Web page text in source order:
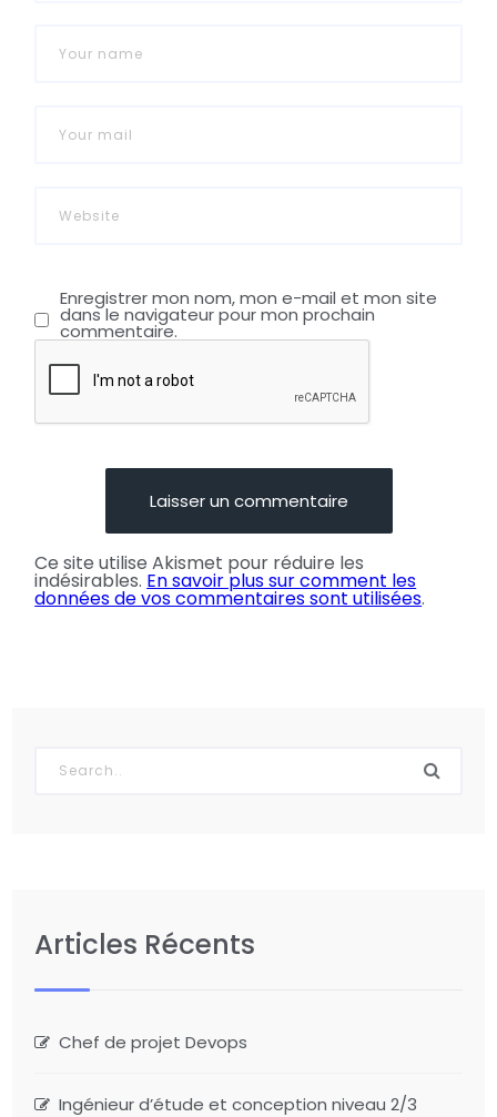
Enregistrer mon nom, mon e-mail et mon site
dans le navigateur pour mon prochain
commentaire.
Ce site utilise Akismet pour réduire les
indésirables. En savoir plus sur comment les
données de vos commentaires sont utilisées.
Articles Récents
Chef de projet Devops
Ingénieur d’étude et conception niveau 2/3